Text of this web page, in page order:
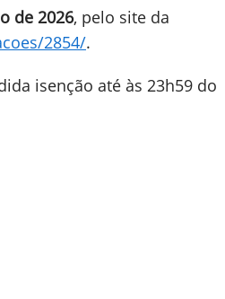
de 2026, pelo site da
2854/.
isenção até às 23h59 do